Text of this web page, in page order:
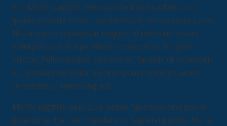
elit. Morbi sagittis, sem quis lacinia faucibus, orci
ipsum gravida tortor, vel interdum mi sapien ut justo.
Nulla varius consequat magna, id molestie ipsum
volutpat quis. Suspendisse consectetur fringilla
suctus. Pellentesque ipsum erat, facilisis ut venenatis
eu, sodales vel dolor. Lorem ipsum dolor sit amet,
consectetur adipiscing elit.
Morbi sagittis, sem quis lacinia faucibus, orci ipsum
gravida tortor, vel interdum mi sapien ut justo. Nulla